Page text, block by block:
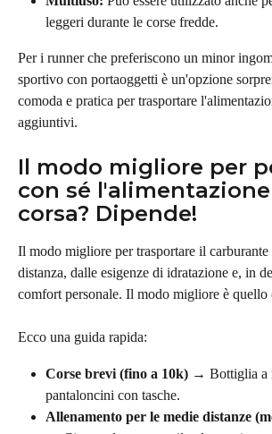
leggeri durante le corse fredde.
Per i runner che preferiscono un minor
sportivo con portaoggetti è un'opzione
comoda e pratica per trasportare
aggiuntivi.
Il modo migliore per
con sé
corsa? Dipende!
Il modo migliore per trasportare il carburante
distanza, dalle esigenze di idratazione e, in
comfort personale. Il modo migliore è quello
Ecco una guida rapida:
Corse brevi (fino a 10k) → Bottiglia a
pantaloncini con tasche.
Allenamento per le medie distanze